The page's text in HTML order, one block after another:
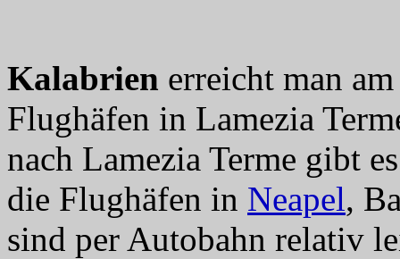
Kalabrien erreicht man
Flughäfen in Lamezia
nach Lamezia Terme gibt
die Flughäfen in Neapel,
sind per Autobahn relativ